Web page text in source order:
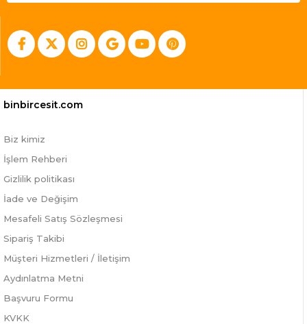
binbircesit.com
Biz kimiz
İşlem Rehberi
Gizlilik politikası
İade ve Değişim
Mesafeli Satış Sözleşmesi
Sipariş Takibi
Müşteri Hizmetleri / İletişim
Aydınlatma Metni
Başvuru Formu
KVKK